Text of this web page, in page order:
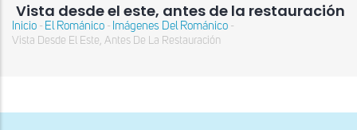
Vista desde el este, antes de la restauración
Sobrescribir
ayuda
Inicio - El Románico - Imágenes Del Románico -
Vista Desde El Este, Antes De La Restauración